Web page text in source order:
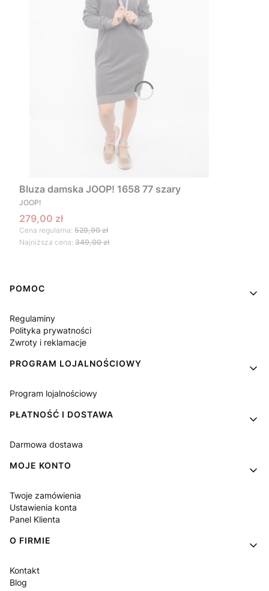
Bluza damska JOOP! 1658 77 szary
PRODUCENT
JOOP!
Cena promocyjna
279,00 zł
Cena regularna: 529,90 zł
Najniższa cena: 349,00 zł
Linki w stopce
POMOC
Regulaminy
Polityka prywatności
Zwroty i reklamacje
PROGRAM LOJALNOŚCIOWY
Program lojalnościowy
PŁATNOŚĆ I DOSTAWA
Darmowa dostawa
MOJE KONTO
Twoje zamówienia
Ustawienia konta
Panel Klienta
O FIRMIE
Kontakt
Blog